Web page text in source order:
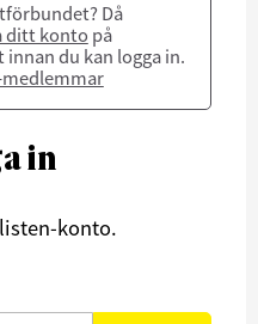
Då
ditt konto på
du kan logga in.
in
konto.